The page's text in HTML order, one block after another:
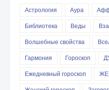
Астрология Аура
Библиотека
Веды
Волшебные свойства
Гармония
Гороскоп
Ежедневный гороскоп